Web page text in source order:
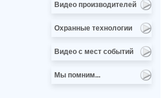
Видео производителей
Охранные технологии
Видео с мест событий
Мы помним...